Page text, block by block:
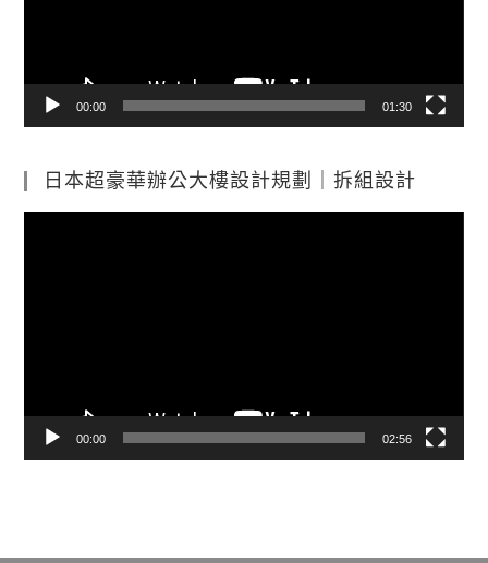
00:00 01:30
日本超豪華辦公大樓設計規劃｜拆組設計
00:00 02:56